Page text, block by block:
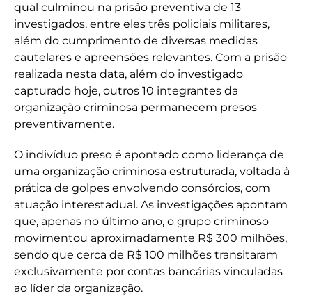
qual culminou na prisão preventiva de 13
investigados, entre eles três policiais militares,
além do cumprimento de diversas medidas
cautelares e apreensões relevantes. Com a prisão
realizada nesta data, além do investigado
capturado hoje, outros 10 integrantes da
organização criminosa permanecem presos
preventivamente.
O indivíduo preso é apontado como liderança de
uma organização criminosa estruturada, voltada à
prática de golpes envolvendo consórcios, com
atuação interestadual. As investigações apontam
que, apenas no último ano, o grupo criminoso
movimentou aproximadamente R$ 300 milhões,
sendo que cerca de R$ 100 milhões transitaram
exclusivamente por contas bancárias vinculadas
ao líder da organização.